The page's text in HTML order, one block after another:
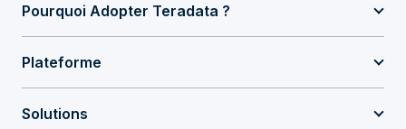
Pourquoi Adopter Teradata ?
Plateforme
Solutions